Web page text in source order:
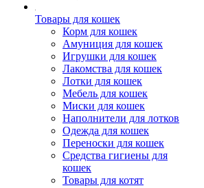
Товары для кошек
Корм для кошек
Амуниция для кошек
Игрушки для кошек
Лакомства для кошек
Лотки для кошек
Мебель для кошек
Миски для кошек
Наполнители для лотков
Одежда для кошек
Переноски для кошек
Средства гигиены для
кошек
Товары для котят